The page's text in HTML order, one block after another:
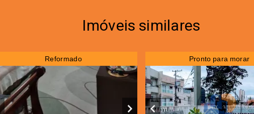
Imóveis similares
Reformado Pronto para morar